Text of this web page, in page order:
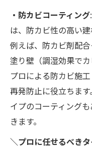
・防カビコーティング
は、防カビ性の高い
例えば、防カビ剤配
塗り壁（調湿効果で
プロによる防カビ施
再発防止に役立ちま
イプのコーティング
きます。
＼プロに任せるべき